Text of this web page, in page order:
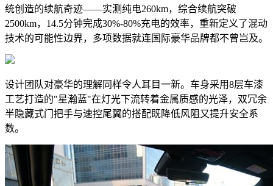
统创造的续航奇迹——实测纯电260km，综合续航突破
2500km，14.5分钟完成30%-80%充电的效率，重新定义了混动
技术的可能性边界，多项数据就连国际豪华品牌都不曾岂及。
设计团队对豪华的理解同样令人耳目一新。车身采用8层车漆
工艺打造的"星瀚蓝"在灯光下流转着金属质感的光泽，双冗余
半隐藏式门把手与速控尾翼的搭配既降低风阻又提升安全系
数。